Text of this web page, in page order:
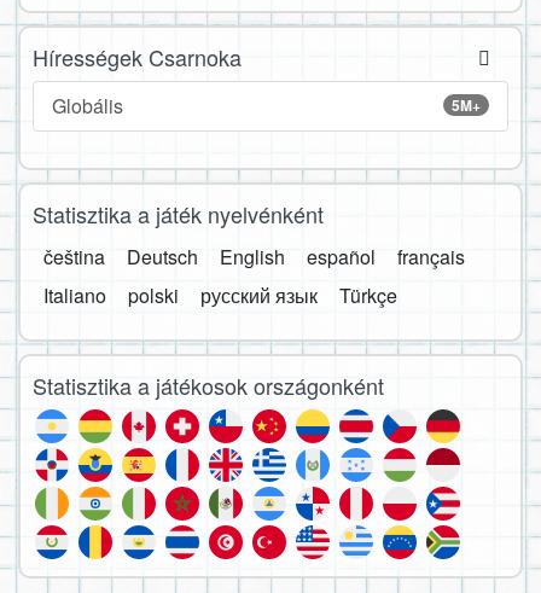
Hírességek Csarnoka
5M+
Globális
Statisztika a játék nyelvénként
čeština Deutsch English español
français
Italiano
polski русский язык Türkçe
Statisztika a játékosok országonként